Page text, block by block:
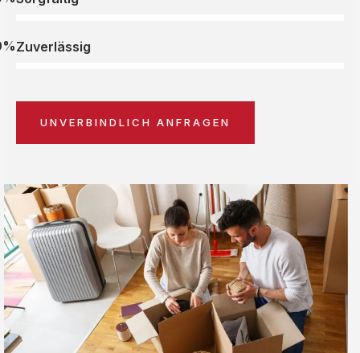
Zuverlässig
UNVERBINDLICH ANFRAGEN